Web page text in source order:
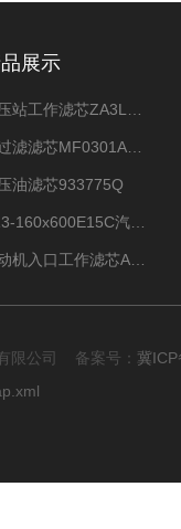
展示
油滤芯933775Q
限公司 备案号： 冀